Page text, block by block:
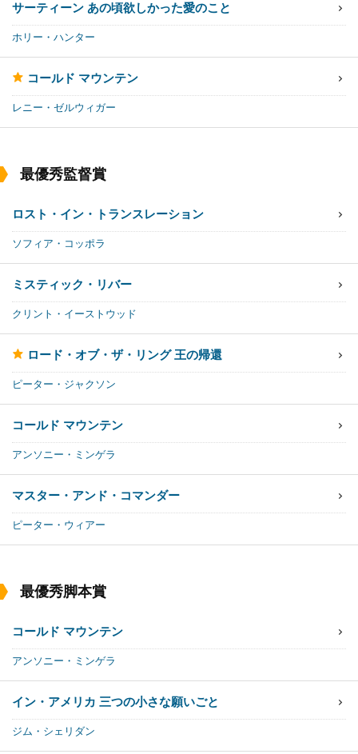
サーティーン あの頃欲しかった愛のこと
ホリー・ハンター
コールド マウンテン
レニー・ゼルウィガー
最優秀監督賞
ロスト・イン・トランスレーション
ソフィア・コッポラ
ミスティック・リバー
クリント・イーストウッド
ロード・オブ・ザ・リング 王の帰還
ピーター・ジャクソン
コールド マウンテン
アンソニー・ミンゲラ
マスター・アンド・コマンダー
ピーター・ウィアー
最優秀脚本賞
コールド マウンテン
アンソニー・ミンゲラ
イン・アメリカ 三つの小さな願いごと
ジム・シェリダン